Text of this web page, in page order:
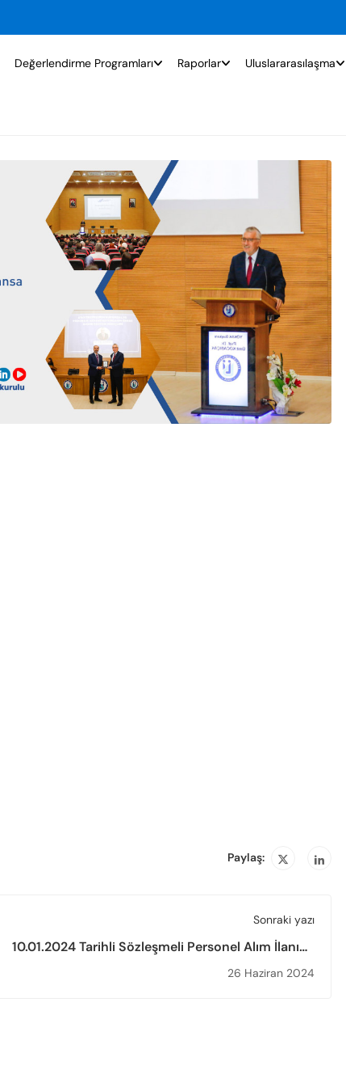
Değerlendirme Programları Raporlar Uluslararasılaşma
Paylaş:
Sonraki yazı
10.01.2024 Tarihli Sözleşmeli Personel Alım İlanına
Yapılan Başvurular Sonucunda Yedekten Yerleşmeye
26 Haziran 2024